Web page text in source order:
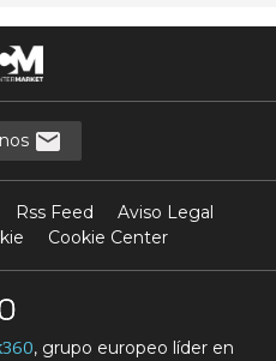
Rss Feed
Aviso Legal
Cookie Center
, grupo europeo líder en